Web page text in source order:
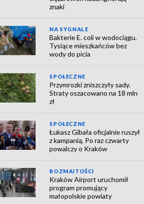
znaki
NA SYGNALE
Bakterie E. coli w wodociągu.
Tysiące mieszkańców bez
wody do picia
SPOŁECZNE
Przymrozki zniszczyły sady.
Straty oszacowano na 18 mln
zł
SPOŁECZNE
Łukasz Gibała oficjalnie ruszył
z kampanią. Po raz czwarty
powalczy o Kraków
ROZMAITOŚCI
Kraków Airport uruchomił
program promujący
małopolskie powiaty